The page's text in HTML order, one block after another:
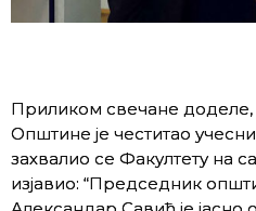
Приликом свечане
Општине је честитао
захвалио се Факултету на
изјавио: “Председник